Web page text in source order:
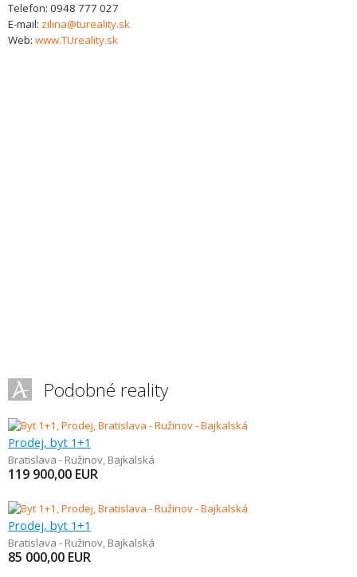
Telefon: 0948 777 027
E-mail: zilina@tureality.sk
Web: www.TUreality.sk
Podobné reality
Prodej, byt 1+1
Bratislava - Ružinov, Bajkalská
119 900,00 EUR
Prodej, byt 1+1
Bratislava - Ružinov, Bajkalská
85 000,00 EUR